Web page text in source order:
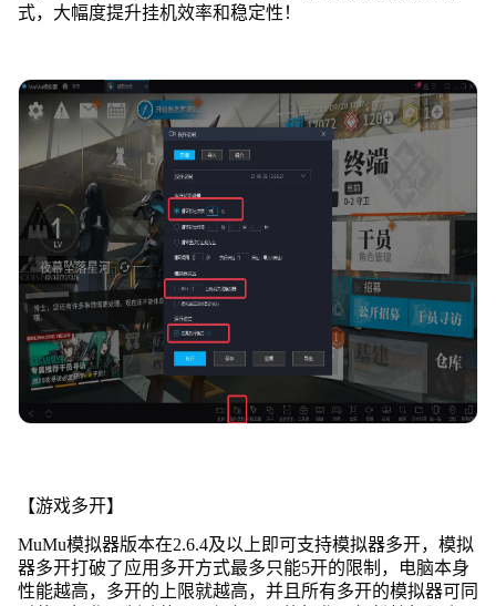
式，大幅度提升挂机效率和稳定性！
【游戏多开】
MuMu模拟器版本在2.6.4及以上即可支持模拟器多开，模拟
器多开打破了应用多开方式最多只能5开的限制，电脑本身
性能越高，多开的上限就越高，并且所有多开的模拟器可同